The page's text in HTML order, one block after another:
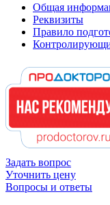
Общая
Реквизиты
Правило
Задать вопрос
Уточнить цену
Вопросы и ответы